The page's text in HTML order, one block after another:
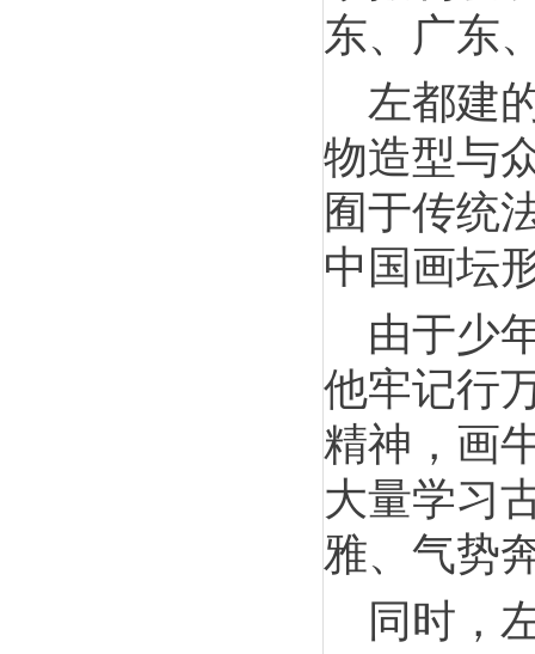
东、广东
左都建
物造型与
囿于传统
中国画坛
由于少
他牢记行
精神，画
大量学习
雅、气势
同时，